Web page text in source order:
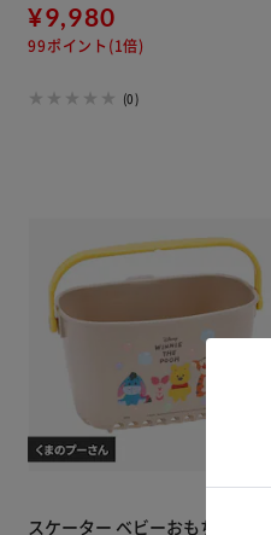
¥9,980
99ポイント(1倍)
(0)
スケーター ベビーおもちゃ入れ B